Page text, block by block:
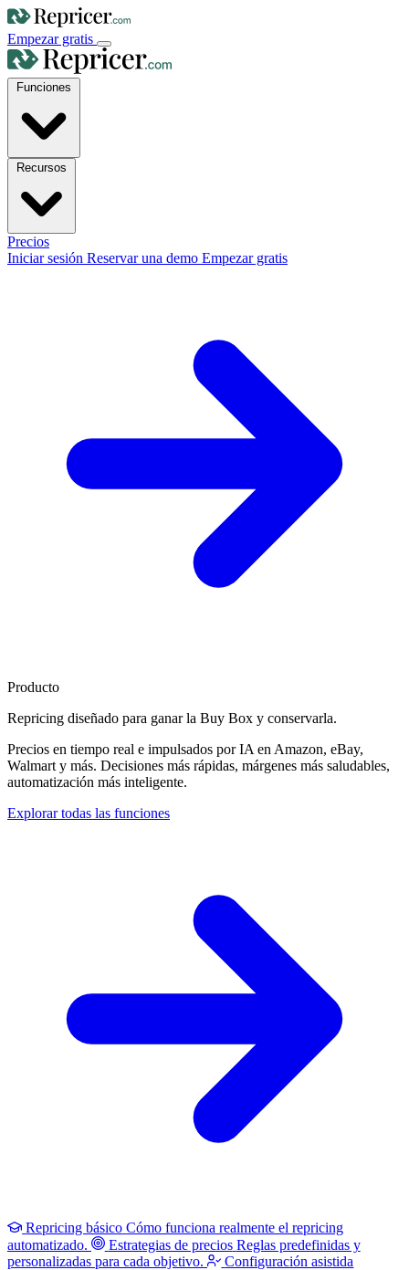
Empezar gratis
Precios
Iniciar sesión Reservar una demo Empezar gratis
Producto
Repricing diseñado para ganar la Buy Box y conservarla.
Precios en tiempo real e impulsados por IA en Amazon, eBay,
Walmart y más. Decisiones más rápidas, márgenes más saludables,
automatización más inteligente.
Explorar todas las funciones
Repricing básico Cómo funciona realmente el repricing
automatizado.
Estrategias de precios Reglas predefinidas y
personalizadas para cada objetivo.
Configuración asistida